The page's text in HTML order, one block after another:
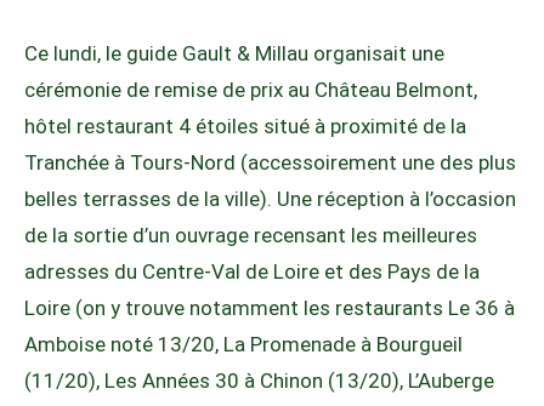
Ce lundi, le guide Gault & Millau organisait une
cérémonie de remise de prix au Château Belmont,
hôtel restaurant 4 étoiles situé à proximité de la
Tranchée à Tours-Nord (accessoirement une des plus
belles terrasses de la ville). Une réception à l’occasion
de la sortie d’un ouvrage recensant les meilleures
adresses du Centre-Val de Loire et des Pays de la
Loire (on y trouve notamment les restaurants Le 36 à
Amboise noté 13/20, La Promenade à Bourgueil
(11/20), Les Années 30 à Chinon (13/20), L’Auberge